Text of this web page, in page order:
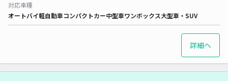
対応車種
オートバイ軽自動車コンパクトカー中型車ワンボックス大型車・SUV
詳細へ